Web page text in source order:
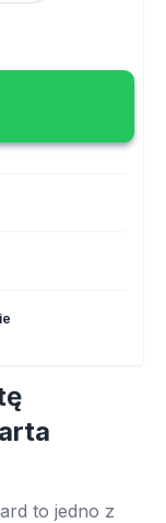
to jedno z